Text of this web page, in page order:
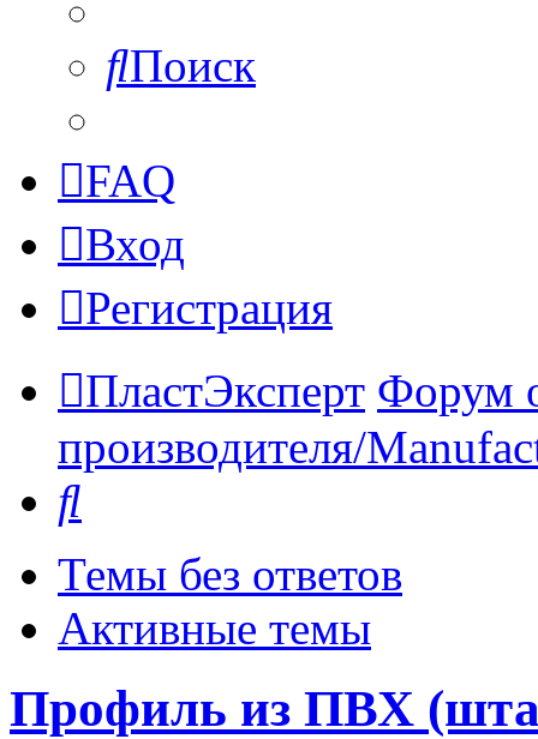
Поиск
FAQ
Вход
Регистрация
ПластЭксперт Форум
производителя/
Темы без ответов
Активные темы
Профиль из ПВХ